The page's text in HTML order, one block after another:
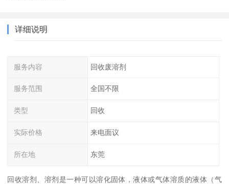
详细说明
服务内容 回收废溶剂
服务范围 全国不限
类型 回收
实际价格 来电面议
所在地 东莞
回收溶剂、溶剂是一种可以溶化固体，液体或气体溶质的液体（气